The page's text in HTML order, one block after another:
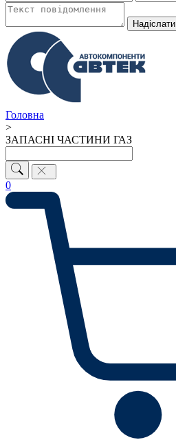
Надiслати
Головна
>
ЗАПАСНІ ЧАСТИНИ ГАЗ
0